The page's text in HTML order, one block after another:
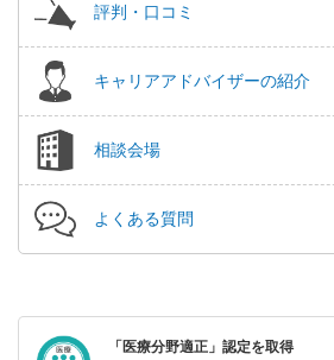
評判・口コミ
キャリアアドバイザーの紹介
相談会場
よくある質問
「医療分野適正」認定を取得